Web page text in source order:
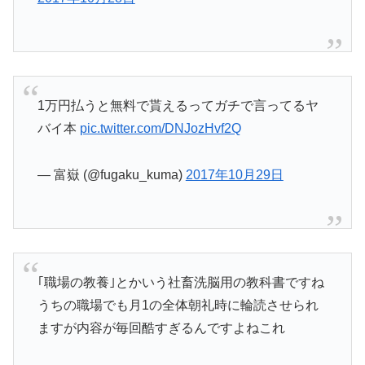
1万円払うと無料で貰えるってガチで言ってるヤ
バイ本 pic.twitter.com/DNJozHvf2Q
— 富嶽 (@fugaku_kuma) 2017年10月29日
｢職場の教養｣とかいう社畜洗脳用の教科書ですね
うちの職場でも月1の全体朝礼時に輪読させられ
ますが内容が毎回酷すぎるんですよねこれ